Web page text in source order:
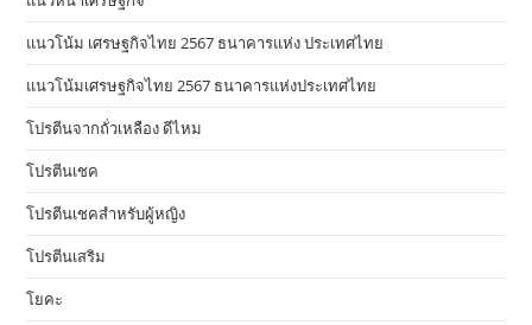
แนวโน้ม เศรษฐกิจไทย 2567 ธนาคารแห่ง ประเทศไทย
แนวโน้มเศรษฐกิจไทย 2567 ธนาคารแห่งประเทศไทย
โปรตีนจากถั่วเหลือง ดีไหม
โปรตีนเชค
โปรตีนเชคสำหรับผู้หญิง
โปรตีนเสริม
โยคะ